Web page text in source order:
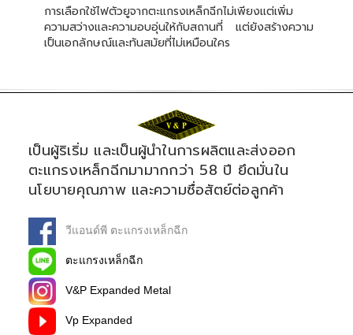
การเลือกใช้ไฟตัวยูจากตะแกรงเหล็กฉีกไม่เพียงแต่เพิ่ม
ความสว่างและความอบอุ่นให้กับสถานที่ แต่ยังสร้างความ
เป็นเอกลักษณ์และทันสมัยที่ไม่เหมือนใคร
เป็นผู้ริเริ่ม และเป็นผู้นำในการผลิตและส่งออก
ตะแกรงเหล็กฉีกมามากกว่า 58 ปี ยึดมั่นใน
นโยบายคุณภาพ และความซื่อสัตย์ต่อลูกค้า
วีแอนด์พี ตะแกรงเหล็กฉีก
ตะแกรงเหล็กฉีก
V&P Expanded Metal
Vp Expanded